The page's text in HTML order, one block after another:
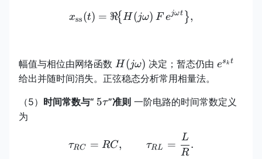
t}\}
xss(t) = ℜ{H (jω) F ejωt },
幅值与相位由网络函数 H(j\omega)
H (jω) 决定；暂态仍由e^{s_k
esk t
给出并随时间消失。正弦稳态分析常用相量法。
（5） 时间常数与“ 5\tau
5τ”准则 一阶电路的时间常数定义
为
τRC = RC, τRL =
R
L
.